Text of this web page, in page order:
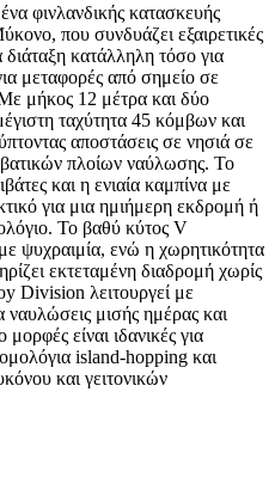
φινλανδικής κατασκευής
που συνδυάζει εξαιρετικές
διάταξη κατάλληλη τόσο για
μεταφορές από σημείο σε
μήκος 12 μέτρα και δύο
ταχύτητα 45 κόμβων και
αποστάσεις σε νησιά σε
πλοίων ναύλωσης. Το
και η ενιαία καμπίνα με
για μια ημιήμερη εκδρομή ή
Το βαθύ κύτος V
ψυχραιμία, ενώ η χωρητικότητα
εκτεταμένη διαδρομή χωρίς
Division λειτουργεί με
ναυλώσεις μισής ημέρας και
είναι ιδανικές για
island-hopping και
και γειτονικών